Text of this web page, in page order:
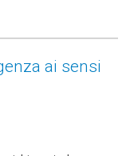
ai sensi